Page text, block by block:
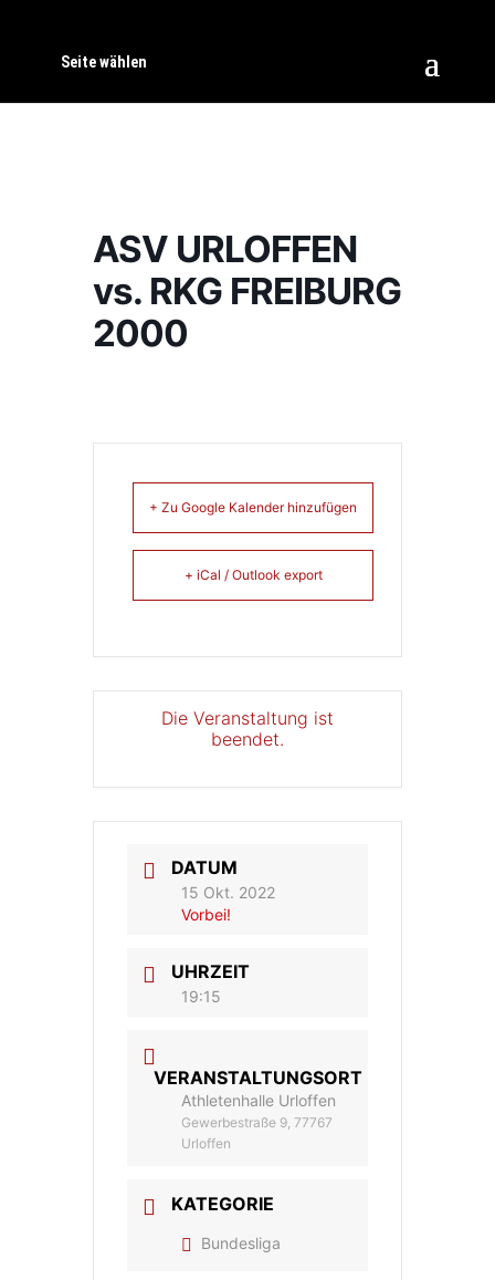
Seite wählen
ASV URLOFFEN
vs. RKG FREIBURG
2000
+ Zu Google Kalender hinzufügen
+ iCal / Outlook export
Die Veranstaltung ist
beendet.
DATUM
15 Okt. 2022
Vorbei!
UHRZEIT
19:15
VERANSTALTUNGSORT
Athletenhalle Urloffen
Gewerbestraße 9, 77767
Urloffen
KATEGORIE
Bundesliga